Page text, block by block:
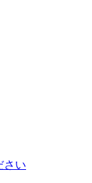
さい